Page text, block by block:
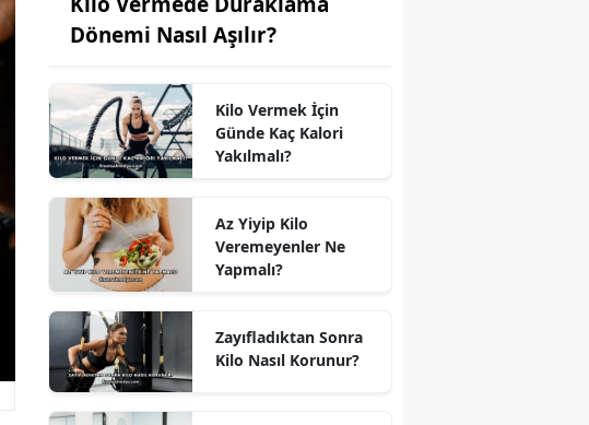
Dönemi Nasıl Aşılır?
Kilo Vermek İçin
Günde Kaç Kalori
Yakılmalı?
Az Yiyip Kilo
Veremeyenler Ne
Yapmalı?
Zayıfladıktan Sonra
Kilo Nasıl Korunur?